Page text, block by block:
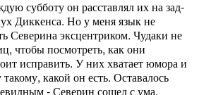
субботу он расставлял их на зад-
Диккенса. Но у меня язык не
Северина эксцентриком. Чудаки не
чтобы посмотреть, как они
исправить. У них хватает юмора и
какой он есть. Оставалось
- Северин сошел с ума.